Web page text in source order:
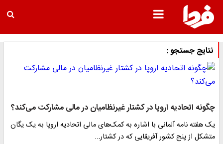
نتایج جستجو :
چگونه اتحادیه اروپا در کشتار غیرنظامیان در مالی مشارکت می‌کند؟
یک هفته نامه آلمانی با اشاره به کمک‌های مالی اتحادیه اروپا به یک یگان
متشکل از پنج کشور آفریقایی که در کشتار…